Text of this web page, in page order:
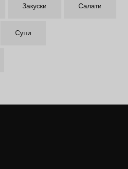
Закуски Салати
Супи